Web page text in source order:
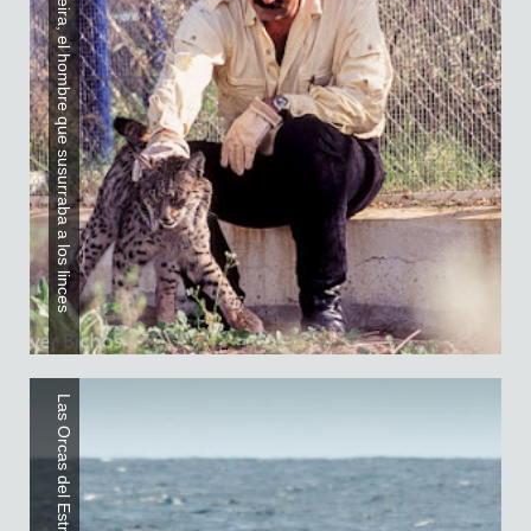
Pablo Pereira, el hombre que susurraba a los linces